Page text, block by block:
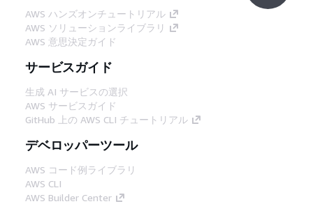
AWS ハンズオンチュートリアル
AWS ソリューションライブラリ
AWS 意思決定ガイド
サービスガイド
生成 AI サービスの選択
AWS サービスガイド
GitHub 上の AWS CLI チュートリアル
デベロッパーツール
AWS コード例ライブラリ
AWS CLI
AWS Builder Center